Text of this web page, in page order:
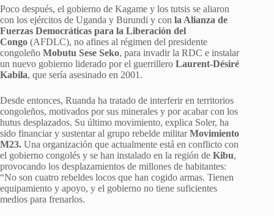
Poco después, el gobierno de Kagame y los tutsis se aliaron
con los ejércitos de Uganda y Burundi y con la Alianza de
Fuerzas Democráticas para la Liberación del
Congo (AFDLC), no afines al régimen del presidente
congoleño Mobutu Sese Seko, para invadir la RDC e instalar
un nuevo gobierno liderado por el guerrillero Laurent-Désiré
Kabila, que sería asesinado en 2001.
Desde entonces, Ruanda ha tratado de interferir en territorios
congoleños, motivados por sus minerales y por acabar con los
hutus desplazados. Su último movimiento, explica Soler, ha
sido financiar y sustentar al grupo rebelde militarMovimiento
M23. Una organización que actualmente está en conflicto con
el gobierno congolés y se han instalado en la región de Kibu,
provocando los desplazamientos de millones de habitantes:
“No son cuatro rebeldes locos que han cogido armas. Tienen
equipamiento y apoyo, y el gobierno no tiene suficientes
medios para frenarlos.